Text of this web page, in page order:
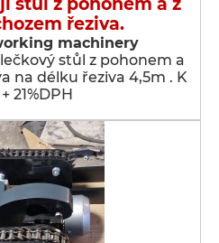
řeziva.
machinery
stůl z pohonem a
na délku řeziva 4,5m . K
21%DPH